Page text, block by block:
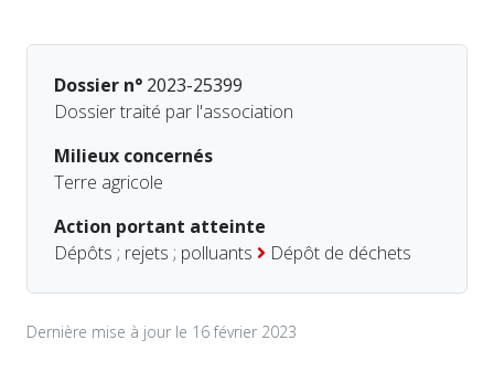
Dossier n° 2023-25399
Dossier traité par l'association
Milieux concernés
Terre agricole
Action portant atteinte
Dépôts ; rejets ; polluants
Dépôt de déchets
Dernière mise à jour le 16 février 2023